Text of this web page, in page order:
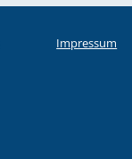
Impressum